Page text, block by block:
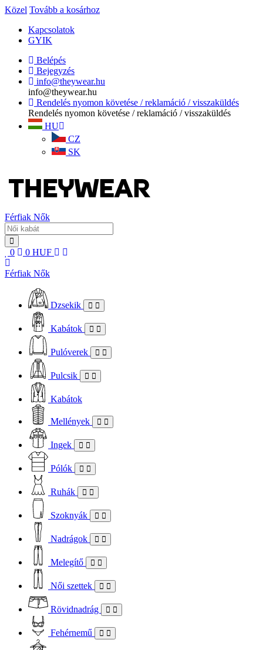
Közel Tovább a kosárhoz
Kapcsolatok
GYIK
Belépés
Bejegyzés
info@theywear.hu
info@theywear.hu
Rendelés nyomon követése / reklamáció / visszaküldés
Rendelés nyomon követése / reklamáció / visszaküldés
HU
CZ
SK
Férfiak Nők
0 0 HUF
Férfiak Nők
Dzsekik
Kabátok
Pulóverek
Pulcsik
Kabátok
Mellények
Ingek
Pólók
Ruhák
Szoknyák
Nadrágok
Melegítő
Női szettek
Rövidnadrág
Fehérnemű